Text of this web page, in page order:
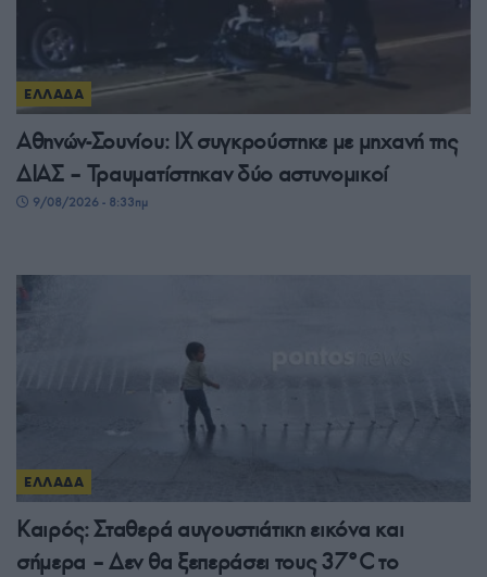
ΕΛΛΑΔΑ
Αθηνών-Σουνίου: ΙΧ συγκρούστηκε με μηχανή της
ΔΙΑΣ – Τραυματίστηκαν δύο αστυνομικοί
9/08/2026 - 8:33πμ
ΕΛΛΑΔΑ
Καιρός: Σταθερά αυγουστιάτικη εικόνα και
σήμερα – Δεν θα ξεπεράσει τους 37°C το